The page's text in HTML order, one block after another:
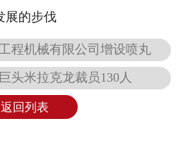
荣誉资质
成功案例
展的步伐
程机械有限公司增设喷丸
头米拉克龙裁员130人
返回列表